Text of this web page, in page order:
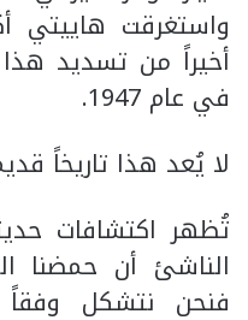
واستغرقت هاييتي
أخيراً من تسديد هذا
في عام 1947.
لا يُعد هذا تاريخاً
تُظهر اكتشافات
الناشئ أن حمضنا
فنحن نتشكل